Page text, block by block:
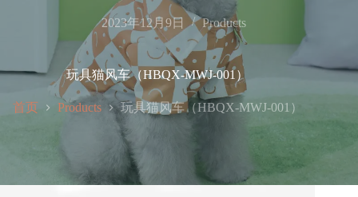
2023年12月9日 Products
玩具猫风车（HBQX-MWJ-001）
首页 Products 玩具猫风车（HBQX-MWJ-001）